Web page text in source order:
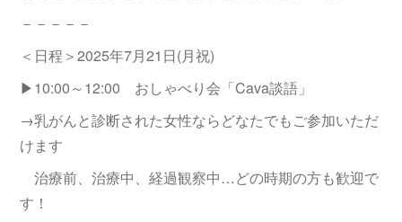
－－－－－
＜日程＞2025年7月21日(月祝)
▶10:00～12:00 おしゃべり会「Cava談語」
→乳がんと診断された女性ならどなたでもご参加いただ
けます
治療前、治療中、経過観察中…どの時期の方も歓迎で
す！